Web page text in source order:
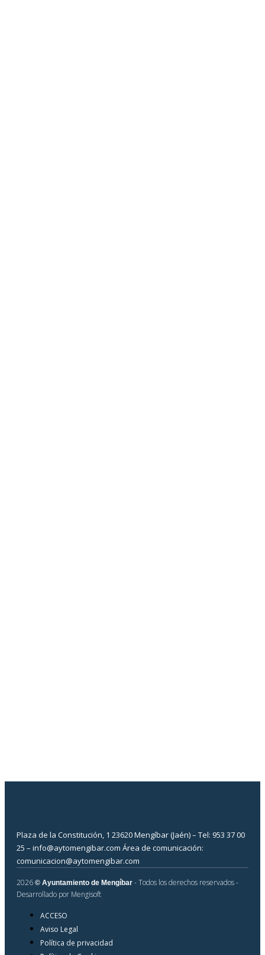
Plaza de la Constitución, 1 23620 Mengíbar (Jaén) – Tel: 953 37 00
25 – info@aytomengibar.com Área de comunicación:
comunicacion@aytomengibar.com
2026 © Ayuntamiento de Mengíbar - Todos los derechos reservados-
Desarrollado por Mengisoft
ACCESO
Aviso Legal
Política de privacidad